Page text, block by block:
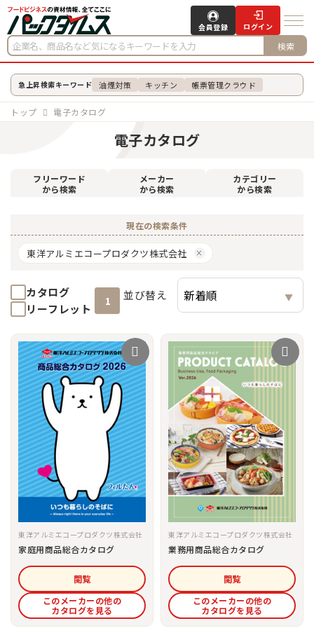
検索
会員登録 ログイン
急上昇検索キーワード 油煙対策 キッチン 帳票管理クラウド
トップ 電子カタログ
電子カタログ
フリーワード
から検索
メーカー
から検索
カテゴリー
から検索
現在の検索条件
東洋アルミエコープロダクツ株式会社
カタログ
リーフレット
1 並び替え
東洋アルミエコープロダクツ株式会社
家庭用商品総合カタログ
閲覧
このメーカーの他の
カタログを見る
東洋アルミエコープロダクツ株式会社
業務用商品総合カタログ
閲覧
このメーカーの他の
カタログを見る